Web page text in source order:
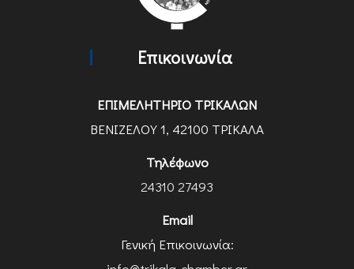
Επικοινωνία
ΕΠΙΜΕΛΗΤΗΡΙΟ ΤΡΙΚΑΛΩΝ
ΒΕΝΙΖΕΛΟΥ 1, 42100 ΤΡΙΚΑΛΑ
Τηλέφωνο
24310 27493
Email
Γενική Επικοινωνία: